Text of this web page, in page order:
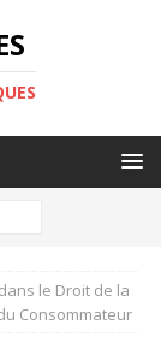
le Droit de la
Consommateur